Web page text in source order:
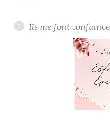
Ils me font confiance